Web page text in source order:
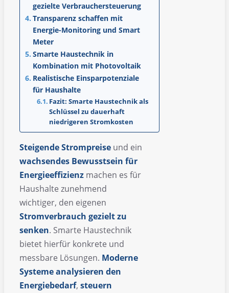
gezielte Verbrauchersteuerung
Transparenz schaffen mit
Energie-Monitoring und Smart
Meter
Smarte Haustechnik in
Kombination mit Photovoltaik
Realistische Einsparpotenziale
für Haushalte
Fazit: Smarte Haustechnik als
Schlüssel zu dauerhaft
niedrigeren Stromkosten
SteigendeStrompreise und ein
wachsendes Bewusstsein für
Energieeffizienz machen es für
Haushalte zunehmend
wichtiger, den eigenen
Stromverbrauch gezielt zu
senken. Smarte Haustechnik
bietet hierfür konkrete und
messbare Lösungen. Moderne
Systemeanalysieren den
Energiebedarf, steuern